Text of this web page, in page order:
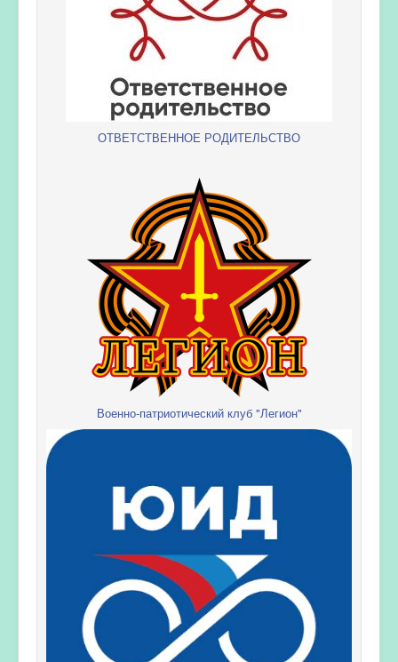
ОТВЕТСТВЕННОЕ РОДИТЕЛЬСТВО
Военно-патриотический клуб "Легион"